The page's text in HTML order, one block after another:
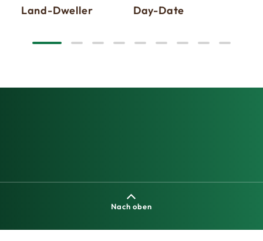
Land-Dweller Day-Date
Nach oben